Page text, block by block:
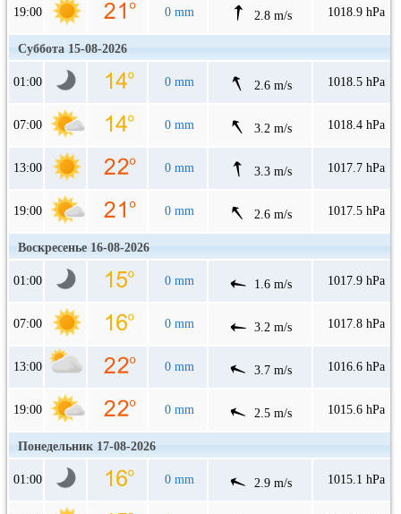
19:00 0 mm 2.8 m/s 1018.9 hPa
Суббота 15-08-2026
01:00 0 mm 2.6 m/s 1018.5 hPa
07:00 0 mm 3.2 m/s 1018.4 hPa
13:00 0 mm 3.3 m/s 1017.7 hPa
19:00 0 mm 2.6 m/s 1017.5 hPa
Воскресенье 16-08-2026
01:00 0 mm 1.6 m/s 1017.9 hPa
07:00 0 mm 3.2 m/s 1017.8 hPa
13:00 0 mm 3.7 m/s 1016.6 hPa
19:00 0 mm 2.5 m/s 1015.6 hPa
Понедельник 17-08-2026
01:00 0 mm 2.9 m/s 1015.1 hPa